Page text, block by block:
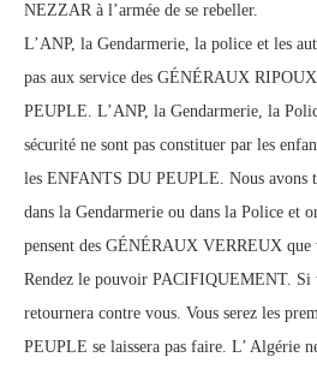
NEZZAR à l’armée de se rebeller.
L’ANP, la Gendarmerie, la police et les
pas aux service des GÉNÉRAUX
PEUPLE. L’ANP, la Gendarmerie, la
sécurité ne sont pas constituer par les
les ENFANTS DU PEUPLE. Nous avons
dans la Gendarmerie ou dans la Police et
pensent des GÉNÉRAUX VERREUX que
Rendez le pouvoir PACIFIQUEMENT. Si
retournera contre vous. Vous serez les
PEUPLE se laissera pas faire. L’ Algérie